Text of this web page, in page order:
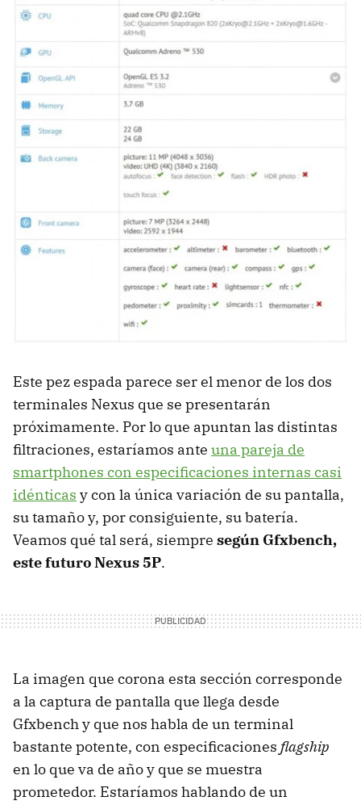
Este pez espada parece ser el menor de los dos
terminales Nexus que se presentarán
próximamente. Por lo que apuntan las distintas
filtraciones, estaríamos ante una pareja de
smartphones con especificaciones internas casi
idénticas y con la única variación de su pantalla,
su tamaño y, por consiguiente, su batería.
Veamos qué tal será, siempre según Gfxbench,
este futuro Nexus 5P.
La imagen que corona esta sección corresponde
a la captura de pantalla que llega desde
Gfxbench y que nos habla de un terminal
bastante potente, con especificaciones flagship
en lo que va de año y que se muestra
prometedor. Estaríamos hablando de un